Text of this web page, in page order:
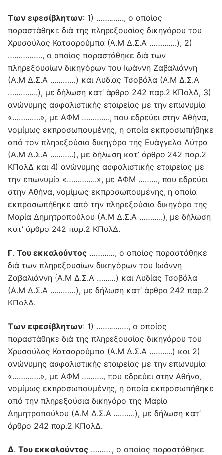
Των εφεσίβλητων: 1) …………., ο οποίος
παραστάθηκε διά της πληρεξουσίας δικηγόρου του
Χρυσούλας Κατσαρούμπα (Α.Μ Δ.Σ.Α ………….), 2)
……………., ο οποίος παραστάθηκε διά των
πληρεξουσίων δικηγόρων του Ιωάννη Ζαβαλιάννη
(Α.Μ Δ.Σ.Α …………) και Λυδίας Τσοβόλα (Α.Μ Δ.Σ.Α
…………..), με δήλωση κατ’ άρθρο 242 παρ.2 ΚΠολΔ, 3)
ανώνυμης ασφαλιστικής εταιρείας με την επωνυμία
«………….», με ΑΦΜ …………., που εδρεύει στην Αθήνα,
νομίμως εκπροσωπουμένης, η οποία εκπροσωπήθηκε
από τον πληρεξούσιο δικηγόρο της Ευάγγελο Λύτρα
(Α.Μ Δ.Σ.Α ………..), με δήλωση κατ’ άρθρο 242 παρ.2
ΚΠολΔ και 4) ανώνυμης ασφαλιστικής εταιρείας με
την επωνυμία «…………..», με ΑΦΜ ………, που εδρεύει
στην Αθήνα, νομίμως εκπροσωπουμένης, η οποία
εκπροσωπήθηκε από την πληρεξούσια δικηγόρο της
Μαρία Δημητροπούλου (Α.Μ Δ.Σ.Α ………..), με δήλωση
κατ’ άρθρο 242 παρ.2 ΚΠολΔ.
Γ. Του εκκαλούντος …………, ο οποίος παραστάθηκε
διά των πληρεξουσίων δικηγόρων του Ιωάννη
Ζαβαλιάννη (Α.Μ Δ.Σ.Α ………) και Λυδίας Τσοβόλα
(Α.Μ Δ.Σ.Α …………), με δήλωση κατ’ άρθρο 242 παρ.2
ΚΠολΔ.
Των εφεσίβλητων: 1) ……………, ο οποίος
παραστάθηκε διά της πληρεξουσίας δικηγόρου του
Χρυσούλας Κατσαρούμπα (Α.Μ Δ.Σ.Α ………..) και 2)
ανώνυμης ασφαλιστικής εταιρείας με την επωνυμία
«………….», με ΑΦΜ ………., που εδρεύει στην Αθήνα,
νομίμως εκπροσωπουμένης, η οποία εκπροσωπήθηκε
από την πληρεξούσια δικηγόρο της Μαρία
Δημητροπούλου (Α.Μ Δ.Σ.Α ……….), με δήλωση κατ’
άρθρο 242 παρ.2 ΚΠολΔ.
Δ. Του εκκαλούντος ………., ο οποίος παραστάθηκε